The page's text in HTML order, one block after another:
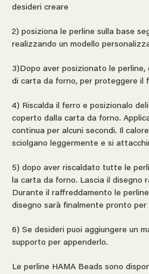
desideri creare
2) posiziona le perline sulla base
realizzando un modello
3)Dopo aver posizionato le perline,
di carta da forno, per proteggere il
4) Riscalda il ferro e posizionalo
coperto dalla carta da forno.
continua per alcuni secondi. Il
sciolgano leggermente e si
5) dopo aver riscaldato tutte le
la carta da forno. Lascia il disegno
Durante il raffreddamento le
disegno sarà finalmente pronto
6) Se desideri puoi aggiungere un
supporto per appenderlo.
Le perline HAMA Beads sono